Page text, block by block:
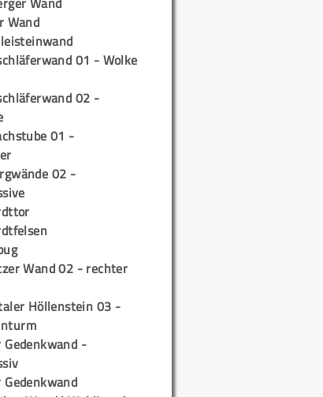
Wand
01 - Wolke
02 -
01 -
02 -
Wand 02 - rechter
Höllenstein 03 -
Gedenkwand -
Gedenkwand